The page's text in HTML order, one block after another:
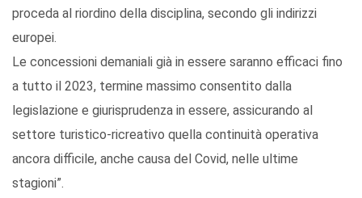
proceda al riordino della disciplina, secondo gli indirizzi
europei.
Le concessioni demaniali già in essere saranno efficaci fino
a tutto il 2023, termine massimo consentito dalla
legislazione e giurisprudenza in essere, assicurando al
settore turistico-ricreativo quella continuità operativa
ancora difficile, anche causa del Covid, nelle ultime
stagioni”.